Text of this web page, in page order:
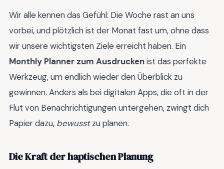
Wir alle kennen das Gefühl: Die Woche rast an uns
vorbei, und plötzlich ist der Monat fast um, ohne dass
wir unsere wichtigsten Ziele erreicht haben. Ein
Monthly Planner zum Ausdruckenist das perfekte
Werkzeug, um endlich wieder den Überblick zu
gewinnen. Anders als bei digitalen Apps, die oft in der
Flut von Benachrichtigungen untergehen, zwingt dich
Papier dazu, bewusstzu planen.
Die Kraft der haptischen Planung